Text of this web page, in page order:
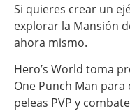
Si quieres crear un
explorar la Mansión
ahora mismo.
Hero’s World toma
One Punch Man
peleas PVP y